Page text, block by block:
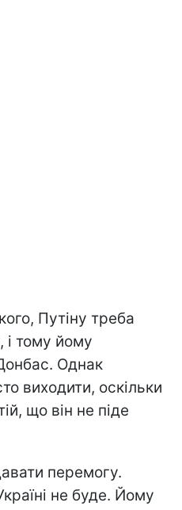
Путіну треба
і тому йому
Однак
виходити, оскільки
що він не піде
перемогу.
не буде. Йому